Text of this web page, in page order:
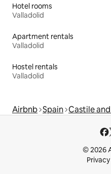
Hotel rooms
Valladolid
Apartment rentals
Valladolid
Hostel rentals
Valladolid
Airbnb Spain Castile
© 2026
Privacy